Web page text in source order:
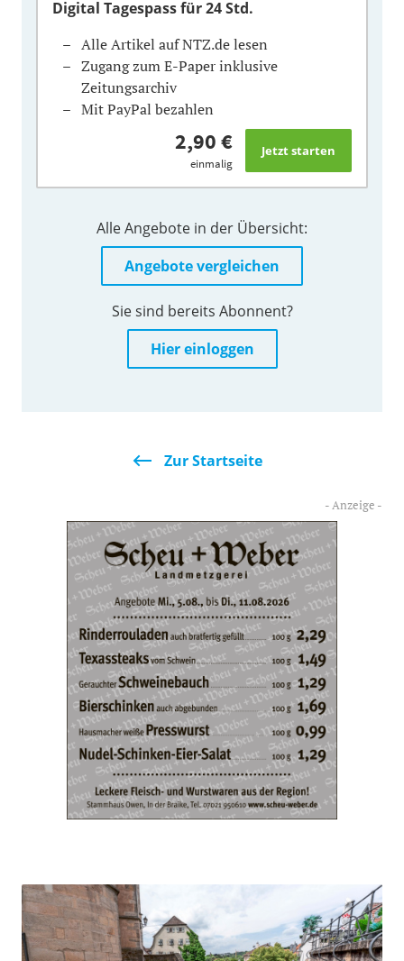
Digital Tagespassfür 24 Std.
Alle Artikel auf NTZ.de lesen
Zugang zum E-Paper inklusive
Zeitungsarchiv
Mit PayPal bezahlen
2,90 €
einmalig
Alle Angebote in der Übersicht:
Angebote vergleichen
Sie sind bereits Abonnent?
Hier einloggen
Zur Startseite